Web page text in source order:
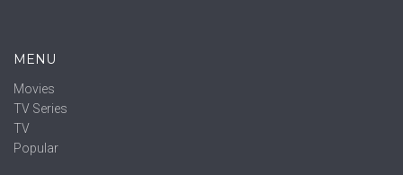
MENU
Movies
TV Series
TV
Popular